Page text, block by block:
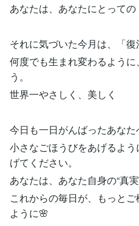
あなたは、あなたにとっての
それに気づいた今月は、「復
何度でも生まれ変わるよう
う。
世界一やさしく、美しく
今日も一日がんばったあなた
小さなごほうびをあげるよ
げてください。
あなたは、あなた自身の“真実
これからの毎日が、もっと
ように🌸